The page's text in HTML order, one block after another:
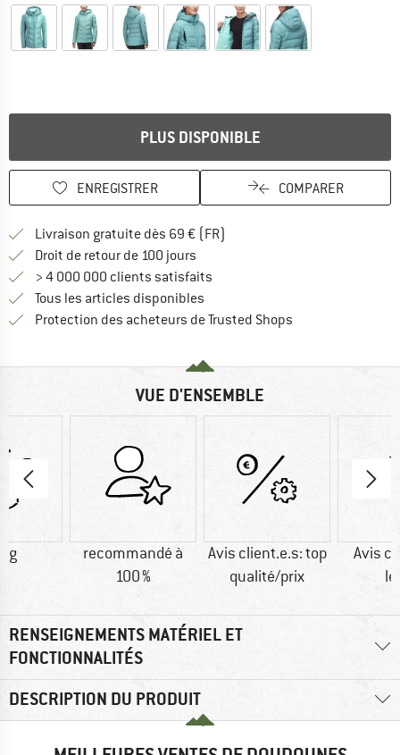
PLUS DISPONIBLE
ENREGISTRER COMPARER
Livraison gratuite dès 69 € (FR)
Droit de retour de 100 jours
> 4 000 000 clients satisfaits
Tous les articles disponibles
Protection des acheteurs de Trusted Shops
VUE D'ENSEMBLE
g
recommandé à
100 %
Avis client.e.s: top
qualité/prix
Avis
RENSEIGNEMENTS MATÉRIEL ET
FONCTIONNALITÉS
DESCRIPTION DU PRODUIT